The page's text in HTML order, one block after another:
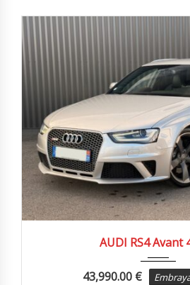
AUDI RS4 Avant
43,990.00€